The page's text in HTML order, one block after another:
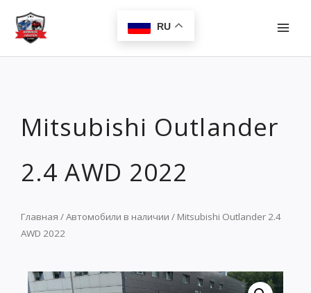
Перейти
содержимому
RU
Mitsubishi Outlander
2.4 AWD 2022
Главная /Автомобили в наличии / Mitsubishi Outlander 2.4
AWD 2022